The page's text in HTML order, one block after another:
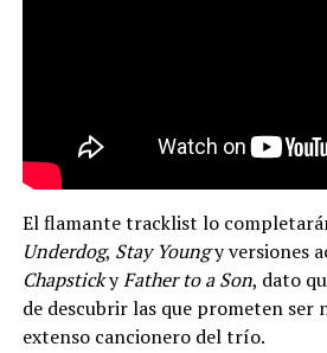
El flamante tracklist lo
Underdog, Stay Youngy versiones
ChapstickyFather to a Son, dato
de descubrir las que prometen ser
extenso cancionero del trío.